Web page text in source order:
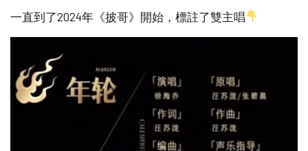
一直到了2024年《披哥》開始，標註了雙主唱